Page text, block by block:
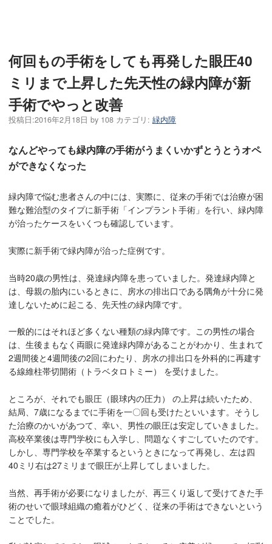
何回もの手術をしても再発した眼圧40
ミリまで上昇した先天性の緑内障が新
手術でやっと改善
投稿日:2016年2月18日 by 108 カテゴリ: 緑内障
なんどやっても緑内障の手術がうまくいかずとうとうオペ
ができなくなった
緑内障で悩む患者さんの中には、実際に、従来の手術では治療が困
難な難治型のタイプに新手術「インプラント手術」を行い、緑内障
が治ったケースをいくつも確認しています。
実際に新手術で緑内障が治った症例です。
当時20歳の男性は、発達緑内障を患っていました。発達緑内障と
は、母親の胎内にいるときに、房水の排出口である隅角が十分に発
達しないために起こる、先天性の緑内障です。
一般的にはそれほど多くない種類の緑内障です。この男性の場合
は、生後まもなく両眼に発達緑内障があることがわかり、生まれて
2週間後と4週間後の2回にわたり、房水の排出口を外科的に再建す
る線維柱帯切開術（トラベタロトミー） を受けました。
ところが、それでも眼圧（眼球内の圧力） の上昇は続いたため、
結局、7歳になるまでに手術を一〇回も受けたといいます。そうし
た治療のかいがあつて、幸い、男性の眼圧は安定していきました。
高校卒業後は専門学校にも入学し、問題なくすごしていたのです。
しかし、専門学校を卒業するというときになって再発し、左は四
40ミリ右は27ミリまで眼圧が上昇してしまいました。
当然、再手術が必要になりましたが、再三くり返して受けてきた手
術のせいで眼球組織の癒着がひどく、従来の手術はできないという
ことでした。